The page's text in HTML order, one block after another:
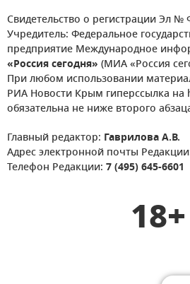
Свидетельство о регистрации Эл №
Учредитель: Федеральное
предприятие Международное
«Россия сегодня» (МИА «Россия
При любом использовании
РИА Новости Крым гиперссылка
обязательна не ниже второго
Главный редактор: Гаврилова А.В.
Адрес электронной почты
Телефон Редакции: 7 (495) 645-6601
18+